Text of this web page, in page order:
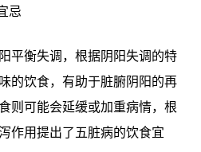
忌
平衡失调，根据阴阳失调的特
的饮食，有助于脏腑阴阳的再
则可能会延缓或加重病情，根
作用提出了五脏病的饮食宜